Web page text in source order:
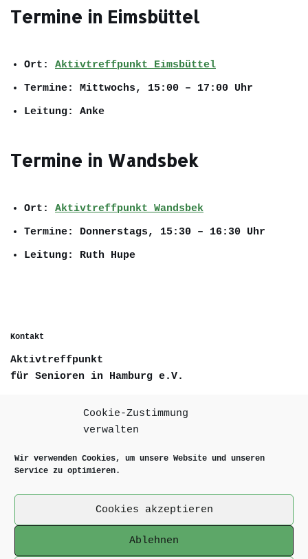
Cookie-Zustimmung
verwalten
Wir verwenden Cookies, um unsere Website und unseren
Service zu optimieren.
Cookies akzeptieren
Ablehnen
Termine in Eimsbüttel
Ort: Aktivtreffpunkt Eimsbüttel
Termine: Mittwochs, 15:00 – 17:00 Uhr
Leitung: Anke
Termine in Wandsbek
Ort: Aktivtreffpunkt Wandsbek
Termine: Donnerstags, 15:30 – 16:30 Uhr
Leitung: Ruth Hupe
Kontakt
Aktivtreffpunkt
für Senioren in Hamburg e.V.
Deelwisch 17
D-22529 Hamburg
Telefon +49 40 84308055
Email info@aktivtreffpunkt.de
Internet www.aktivtreffpunkt.de
Kontakt, Impressum & Datenschutz